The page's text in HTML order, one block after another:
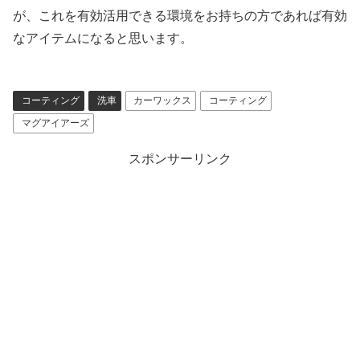
が、これを有効活用できる環境をお持ちの方であれば有効
なアイテムになると思います。
コーティング 洗車 カーワックス
コーティング
マグアイアーズ
スポンサーリンク